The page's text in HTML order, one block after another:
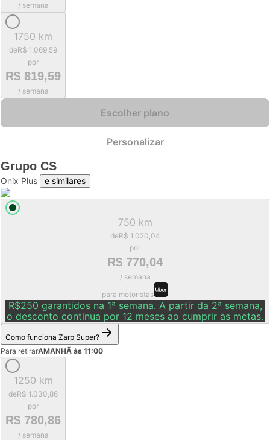
/ semana
1750 km
deR$ 1.069,59
por
R$ 819,59
/ semana
Escolher plano
Personalizar
Grupo CS
Onix Plus e similares
750 km
deR$ 1.020,04
por
R$ 770,04
/ semana
para motoristas
R$250 garantidos na 1ª semana. A partir da 2ª semana,
o desconto continua por 12 meses ao cumprir as metas.
Como funciona Zarp Super?
Para retirarAMANHÃ às 11:00
1250 km
deR$ 1.030,86
por
R$ 780,86
/ semana